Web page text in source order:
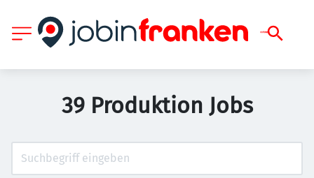
39 Produktion Jobs